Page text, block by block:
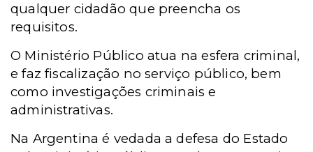
qualquer cidadão que preencha os
requisitos.
O Ministério Público atua na esfera criminal,
e faz fiscalização no serviço público, bem
como investigações criminais e
administrativas.
Na Argentina é vedada a defesa do Estado